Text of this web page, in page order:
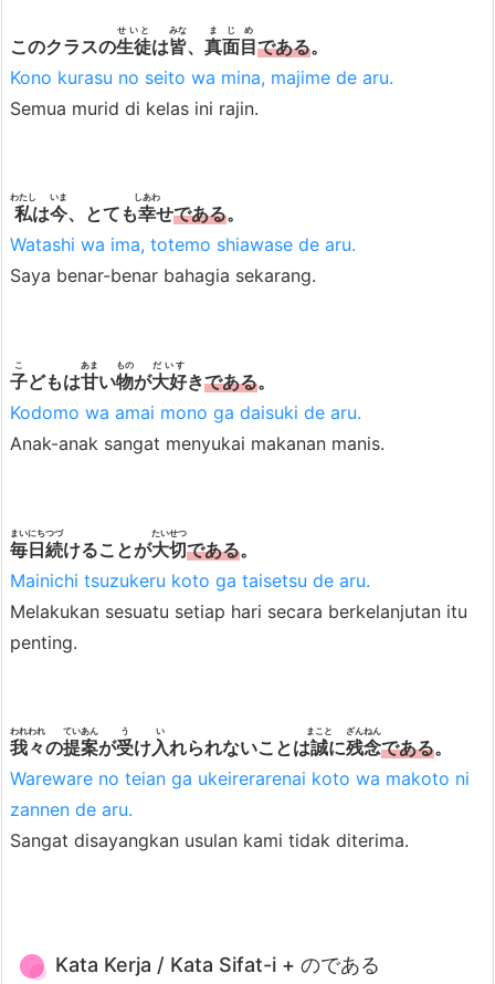
5.
あ
る
調
a
u
で
あ
(B
e
n
u
e
a
r
u)
このクラスの生徒
せいと
は皆
みな
、 真面目
まじめ
である。
Kono kurasu no seito wa mina, majime de aru.
Semua murid di kelas ini rajin.
私
わたし
は今
いま
、とても幸
しあわ
せである。
Watashi wa ima, totemo shiawase de aru.
Saya benar-benar bahagia sekarang.
子
こ
どもは甘
あま
い物
もの
が大好
だいす
きである。
Kodomo wa amai mono ga daisuki de aru.
Anak-anak sangat menyukai makanan manis.
毎日
まいにち
続
つづ
けることが大切
たいせつ
である。
Mainichi tsuzukeru koto ga taisetsu de aru.
Melakukan sesuatu setiap hari secara berkelanjutan itu
penting.
我々
われわれ
の提案
ていあん
が受
う
け入
い
れられないことは誠
まこと
に残念
ざんねん
である。
Wareware no teian ga ukeirerarenai koto wa makoto ni
zannen de aru.
Sangat disayangkan usulan kami tidak diterima.
Kata Kerja / Kata Sifat-i + のである